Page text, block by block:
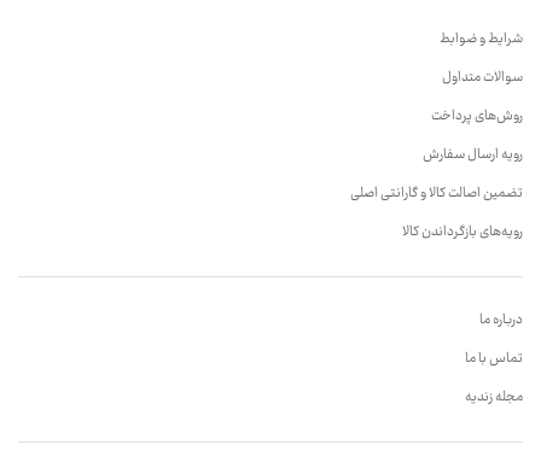
شرایط و ضوابط
سوالات متداول
روش‌های پرداخت
رویه ارسال سفارش
تضمین اصالت کالا و گارانتی اصلی
رویه‌های بازگرداندن کالا
درباره ما
تماس با ما
مجله زندیه